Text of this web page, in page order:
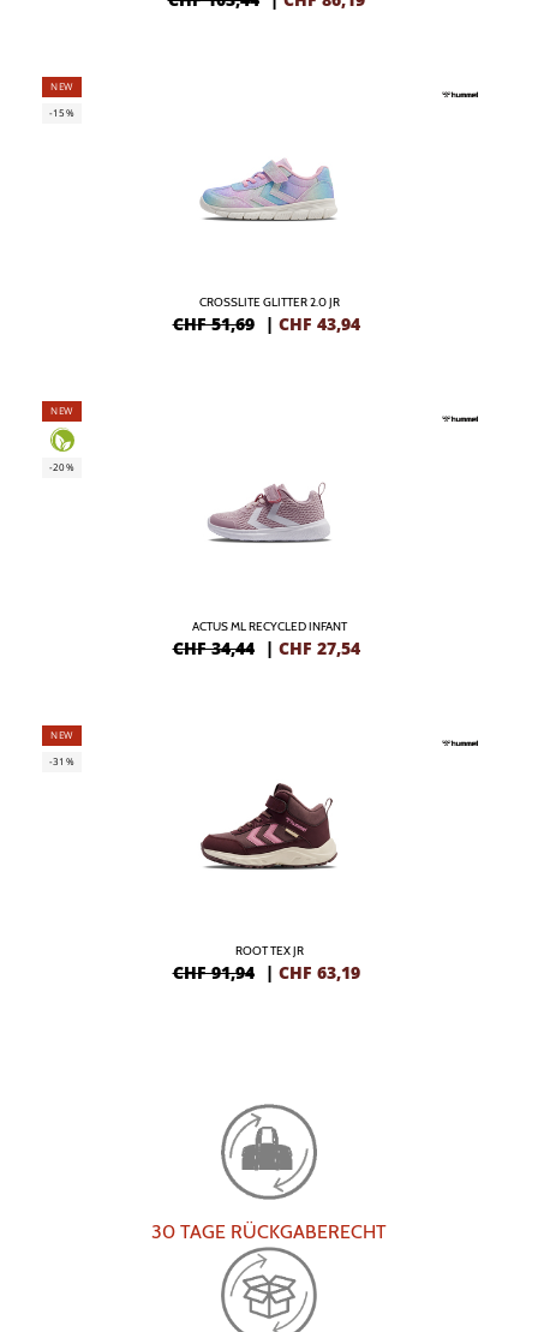
NEW
-15%
CROSSLITE GLITTER 2.0 JR
CHF 51,69 | CHF 43,94
NEW
-20%
ACTUS ML RECYCLED INFANT
CHF 34,44 | CHF 27,54
NEW
-31%
ROOT TEX JR
CHF 91,94 | CHF 63,19
30 TAGE RÜCKGABERECHT